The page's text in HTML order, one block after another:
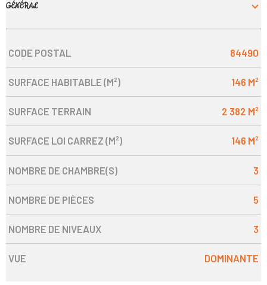
GÉNÉRAL
Caractérisque
CODE POSTAL 84490
SURFACE HABITABLE (M²) 146 M²
SURFACE TERRAIN 2 382 M²
SURFACE LOI CARREZ (M²) 146 M²
NOMBRE DE CHAMBRE(S) 3
NOMBRE DE PIÈCES 5
NOMBRE DE NIVEAUX 3
VUE DOMINANTE